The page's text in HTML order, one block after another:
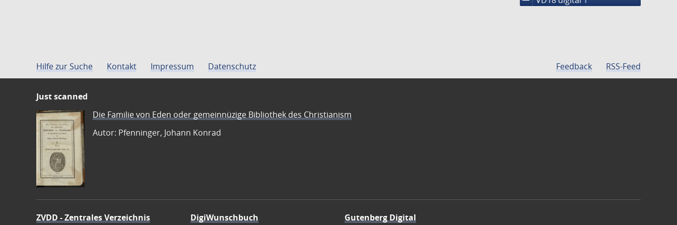
Hilfe zur Suche Kontakt Impressum Datenschutz Feedback RSS-Feed
Just scanned
Die Familie von Eden oder gemeinnüzige Bibliothek des Christianism
Autor: Pfenninger, Johann Konrad
ZVDD - Zentrales Verzeichnis
DigiWunschbuch Gutenberg Digital